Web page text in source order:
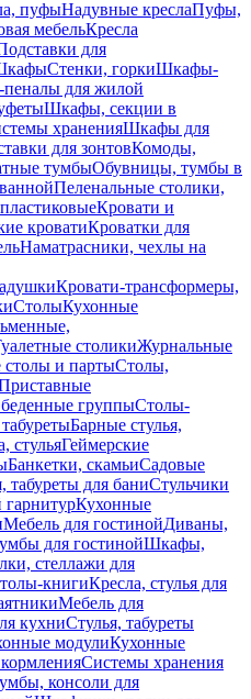
пуфыНадувные креслаПуфы,
мебельКресла
для
Стенки, горкиШкафы-
для жилой
Шкафы, секции в
храненияШкафы для
для зонтовКомоды,
тумбыОбувницы, тумбы в
Пеленальные столики,
Кровати и
кроватиКроватки для
Наматрасники, чехлы на
Кровати-трансформеры,
СтолыКухонные
столикиЖурнальные
столы и партыСтолы,
группыСтолы-
Барные стулья,
стульяГеймерские
Банкетки, скамьиСадовые
табуреты для баниСтульчики
Кухонные
Мебель для гостинойДиваны,
для гостинойШкафы,
стеллажи для
книгиКресла, стулья для
Мебель для
кухниСтулья, табуреты
модулиКухонные
Системы хранения
консоли для